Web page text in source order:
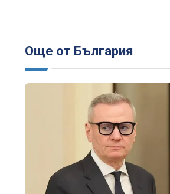
Още от България